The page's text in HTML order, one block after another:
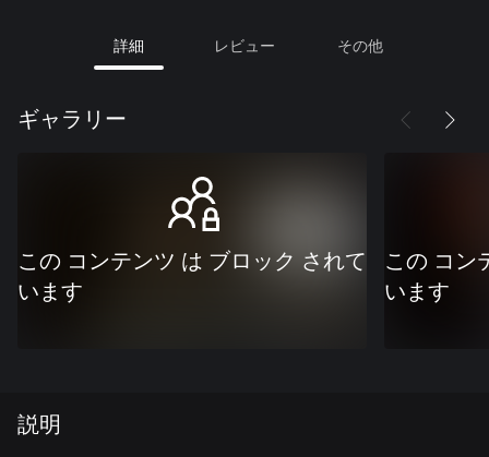
詳細 レビュー その他
ギャラリー
この コンテンツ は ブロック されて
います
この コン
います
説明